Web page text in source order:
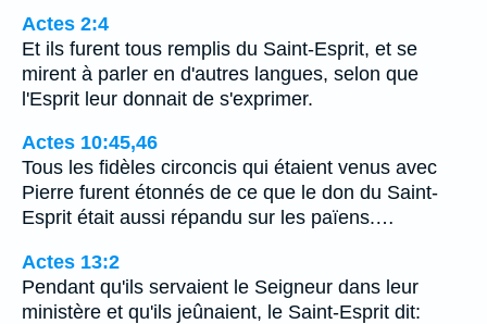
Actes 2:4
Et ils furent tous remplis du Saint-Esprit, et se
mirent à parler en d'autres langues, selon que
l'Esprit leur donnait de s'exprimer.
Actes 10:45,46
Tous les fidèles circoncis qui étaient venus avec
Pierre furent étonnés de ce que le don du Saint-
Esprit était aussi répandu sur les païens.…
Actes 13:2
Pendant qu'ils servaient le Seigneur dans leur
ministère et qu'ils jeûnaient, le Saint-Esprit dit: